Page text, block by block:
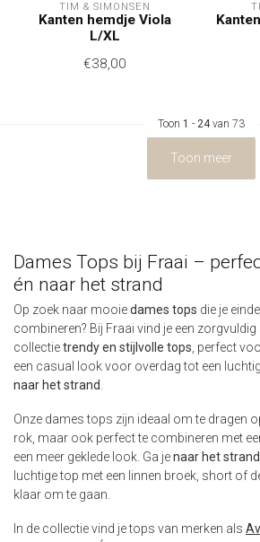
TIM & SIMONSEN
Kanten hemdje Viola
L/XL
€38,00
Toon 1 - 24van 73
Toon meer
Dames Tops bij Fraai –
én naar het strand
Op zoek naar mooiedames tops die je
combineren? Bij Fraai vind je een
collectietrendy en stijlvolle tops , perfect
een casual look voor overdag tot een
naar het strand
Onze dames tops zijn ideaal om te dragen
rok, maar ook perfect te combineren met
een meer geklede look. Ga jenaar het strand
luchtige top met een linnen broek, short of
klaar om te gaan.
In de collectie vind je tops van merken als